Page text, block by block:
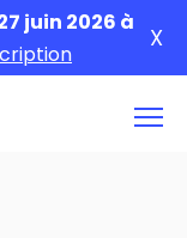
juin 2026 à
X